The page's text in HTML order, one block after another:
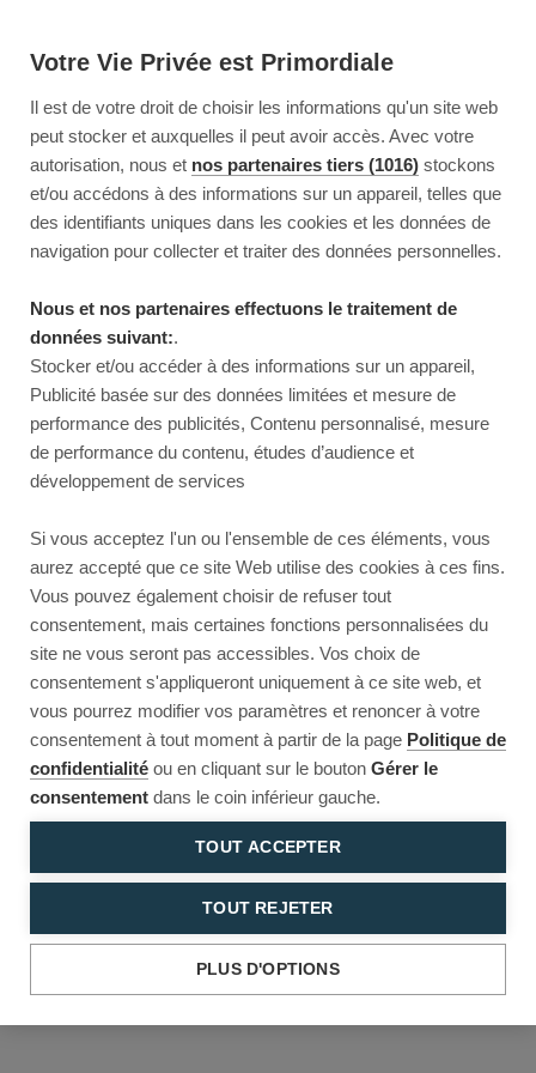
Votre Vie Privée est Primordiale
Il est de votre droit de choisir les informations qu'un site web
peut stocker et auxquelles il peut avoir accès. Avec votre
autorisation, nous et nos partenaires tiers (1016) stockons
et/ou accédons à des informations sur un appareil, telles que
des identifiants uniques dans les cookies et les données de
navigation pour collecter et traiter des données personnelles.
Nous et nos partenaires effectuons le traitement de
données suivant:.
Stocker et/ou accéder à des informations sur un appareil,
Publicité basée sur des données limitées et mesure de
performance des publicités, Contenu personnalisé, mesure
de performance du contenu, études d’audience et
développement de services
Si vous acceptez l'un ou l'ensemble de ces éléments, vous
aurez accepté que ce site Web utilise des cookies à ces fins.
Vous pouvez également choisir de refuser tout
consentement, mais certaines fonctions personnalisées du
site ne vous seront pas accessibles. Vos choix de
consentement s'appliqueront uniquement à ce site web, et
vous pourrez modifier vos paramètres et renoncer à votre
consentement à tout moment à partir de la page Politique de
confidentialité ou en cliquant sur le bouton Gérer le
consentement dans le coin inférieur gauche.
TOUT ACCEPTER
TOUT REJETER
PLUS D'OPTIONS
Reload to try again, or go back.
Reload Back